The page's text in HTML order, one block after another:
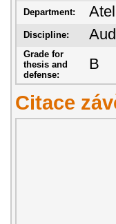
Department:
Discipline:
Grade for
thesis and
defense:
B
Citace